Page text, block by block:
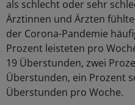
als schlecht oder sehr
Ärztinnen und Ärzten
der Corona-Pandemie
Prozent leisteten pro
19 Überstunden, zwei
Überstunden, ein Prozent
Überstunden pro Woche.